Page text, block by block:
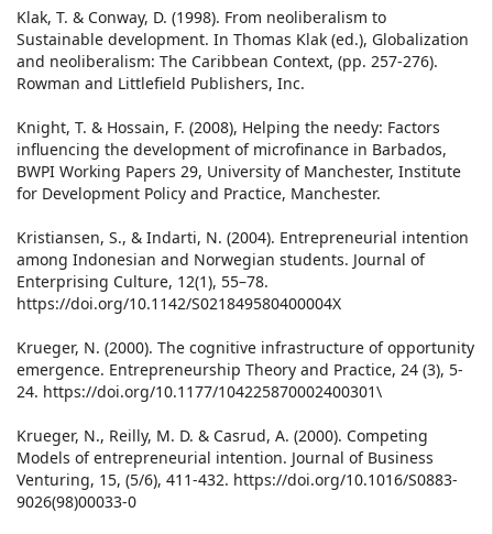
Klak, T. & Conway, D. (1998). From neoliberalism to
Sustainable development. In Thomas Klak (ed.), Globalization
and neoliberalism: The Caribbean Context, (pp. 257-276).
Rowman and Littlefield Publishers, Inc.
Knight, T. & Hossain, F. (2008), Helping the needy: Factors
influencing the development of microfinance in Barbados,
BWPI Working Papers 29, University of Manchester, Institute
for Development Policy and Practice, Manchester.
Kristiansen, S., & Indarti, N. (2004). Entrepreneurial intention
among Indonesian and Norwegian students. Journal of
Enterprising Culture, 12(1), 55–78.
https://doi.org/10.1142/S021849580400004X
Krueger, N. (2000). The cognitive infrastructure of opportunity
emergence. Entrepreneurship Theory and Practice, 24 (3), 5-
24. https://doi.org/10.1177/104225870002400301\
Krueger, N., Reilly, M. D. & Casrud, A. (2000). Competing
Models of entrepreneurial intention. Journal of Business
Venturing, 15, (5/6), 411-432. https://doi.org/10.1016/S0883-
9026(98)00033-0